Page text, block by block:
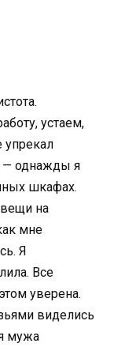
устаем,
— однажды я
шкафах.
вещи на
мне
Я
Все
уверена.
виделись
мужа